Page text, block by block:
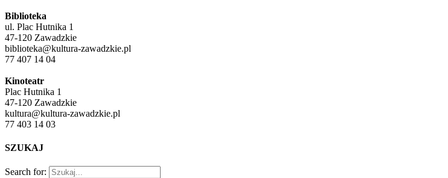
Biblioteka
ul. Plac Hutnika 1
47-120 Zawadzkie
biblioteka@kultura-zawadzkie.pl
77 407 14 04
Kinoteatr
Plac Hutnika 1
47-120 Zawadzkie
kultura@kultura-zawadzkie.pl
77 403 14 03
SZUKAJ
Search for: